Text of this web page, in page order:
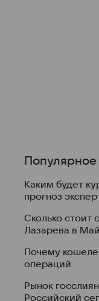
Популярное
Каким будет
прогноз
Сколько стоит
Лазарева в
Почему
операций
Рынок
Российский